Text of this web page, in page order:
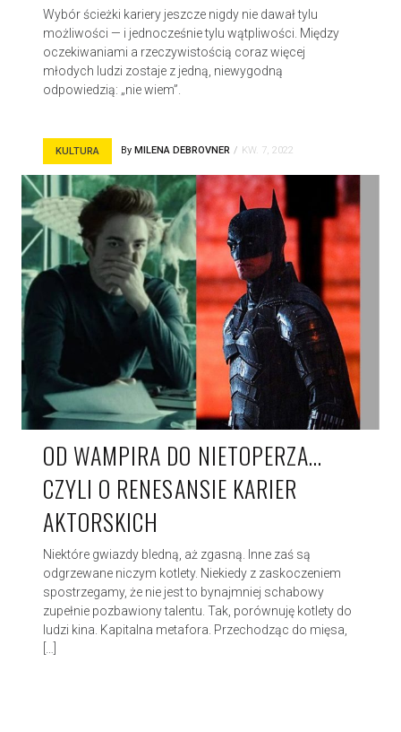
Wybór ścieżki kariery jeszcze nigdy nie dawał tylu
możliwości — i jednocześnie tylu wątpliwości. Między
oczekiwaniami a rzeczywistością coraz więcej
młodych ludzi zostaje z jedną, niewygodną
odpowiedzią: „nie wiem”.
KULTURA By MILENA DEBROVNER KW. 7, 2022
OD WAMPIRA DO NIETOPERZA…
CZYLI O RENESANSIE KARIER
AKTORSKICH
Niektóre gwiazdy bledną, aż zgasną. Inne zaś są
odgrzewane niczym kotlety. Niekiedy z zaskoczeniem
spostrzegamy, że nie jest to bynajmniej schabowy
zupełnie pozbawiony talentu. Tak, porównuję kotlety do
ludzi kina. Kapitalna metafora. Przechodząc do mięsa,